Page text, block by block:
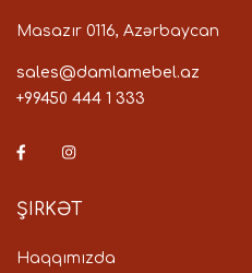
Masazır 0116, Azərbaycan
sales@damlamebel.az
+99450 444 1 333
ŞIRKƏT
Haqqımızda